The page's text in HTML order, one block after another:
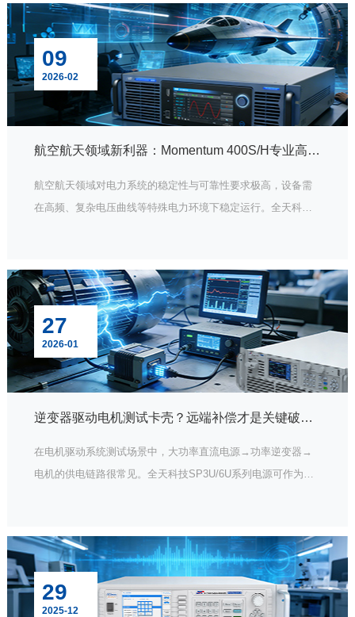
设备与电源的“双重安全盾”，让严苛工况下的电力测试更稳定、
更可靠。
09
2026-02
航空航天领域新利器：Momentum 400S/H专业高频版电源的特殊使命
航空航天领域对电力系统的稳定性与可靠性要求极高，设备需
在高频、复杂电压曲线等特殊电力环境下稳定运行。全天科技
专属利器，肩负起保障航空航天设备电力适应性的特殊使命。
27
2026-01
逆变器驱动电机测试卡壳？远端补偿才是关键破解法！
在电机驱动系统测试场景中，大功率直流电源→功率逆变器→
电机的供电链路很常见。全天科技SP3U/6U系列电源可作为核
电机性能测试、逆变器兼容性验证等场景。但不少工程师调试
时会忽略一个关键操作——接远端补偿，结果导致测试卡壳、
设备异常，甚至埋下安全隐患。
29
2025-12